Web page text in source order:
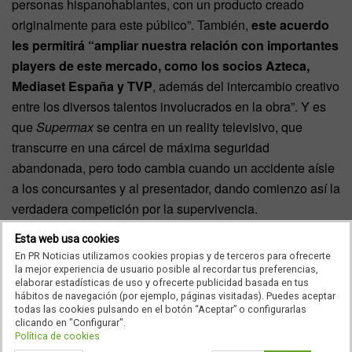
personas hispanohablantes, con un producto creado
originalmente para este público”. También, este acuerdo
les permitirá “ampliar nuestra relación con importantes
players de este mercado, como los socios Azteca,
Mediaset España y TVP, además del intercambio creativo
entre los diversos talentos involucrados en la obra”. Y es
que Supermaxse centra en un reality televisivo, que
transcurre en una cárcel de máxima seguridad
abandonada, pero todo cambia cuando un accidente aísle
a los concursantes y al presentador, dando comienzo así la
verdadera competición por la supervivencia.
Rostros conocidos en el proyecto de
Mediaset España y Globo
Supermaxreúne unas condiciones que la convierten en
una serie muy atractiva, tanto por la originalidad de su
planteamiento y su desarrollo narrativo como por el nivel
Esta web usa cookies
En PR Noticias utilizamos cookies propias y de terceros para ofrecerte
la mejor experiencia de usuario posible al recordar tus preferencias,
elaborar estadísticas de uso y ofrecerte publicidad basada en tus
hábitos de navegación (por ejemplo, páginas visitadas). Puedes aceptar
todas las cookies pulsando en el botón “Aceptar” o configurarlas
clicando en "Configurar".
Política de cookies